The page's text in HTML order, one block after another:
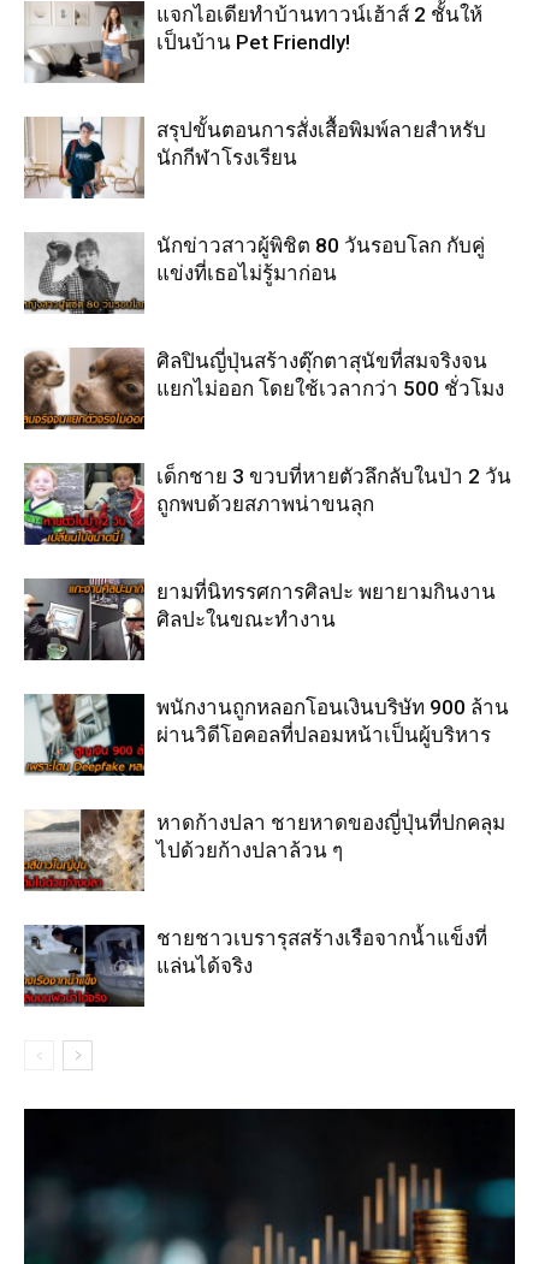
แจกไอเดียทำบ้านทาวน์เฮ้าส์ 2 ชั้นให้
เป็นบ้าน Pet Friendly!
สรุปขั้นตอนการสั่งเสื้อพิมพ์ลายสำหรับ
นักกีฬาโรงเรียน
นักข่าวสาวผู้พิชิต 80 วันรอบโลก กับคู่
แข่งที่เธอไม่รู้มาก่อน
ศิลปินญี่ปุ่นสร้างตุ๊กตาสุนัขที่สมจริงจน
แยกไม่ออก โดยใช้เวลากว่า 500 ชั่วโมง
เด็กชาย 3 ขวบที่หายตัวลึกลับในป่า 2 วัน
ถูกพบด้วยสภาพน่าขนลุก
ยามที่นิทรรศการศิลปะ พยายามกินงาน
ศิลปะในขณะทำงาน
พนักงานถูกหลอกโอนเงินบริษัท 900 ล้าน
ผ่านวิดีโอคอลที่ปลอมหน้าเป็นผู้บริหาร
หาดก้างปลา ชายหาดของญี่ปุ่นที่ปกคลุม
ไปด้วยก้างปลาล้วน ๆ
ชายชาวเบรารุสสร้างเรือจากน้ำแข็งที่
แล่นได้จริง